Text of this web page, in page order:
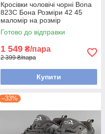
Кросівки чоловічі чорні Bona
823С Бона Розміри 42 45
маломір на розмір
Готово до відправки
1 549 ₴/пара
2 399 ₴/пара
Купити
–33%